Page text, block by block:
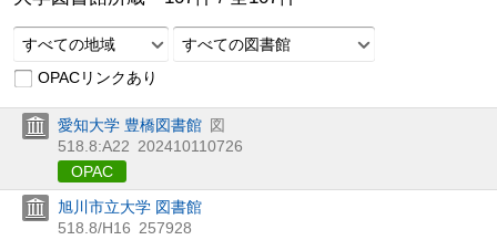
すべての地域
すべての図書館
OPACリンクあり
愛知大学 豊橋図書館 図
518.8:A22 202410110726
OPAC
旭川市立大学 図書館
518.8/H16 257928